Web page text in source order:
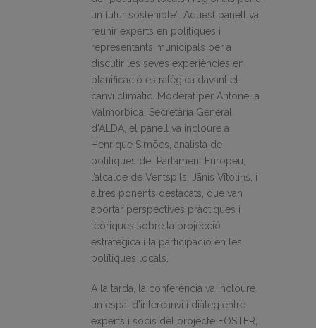
un futur sostenible”. Aquest panell va
reunir experts en polítiques i
representants municipals per a
discutir les seves experiències en
planificació estratègica davant el
canvi climàtic. Moderat per Antonella
Valmorbida, Secretària General
d’ALDA, el panell va incloure a
Henrique Simões, analista de
polítiques del Parlament Europeu,
l’alcalde de Ventspils, Jānis Vītoliņš, i
altres ponents destacats, que van
aportar perspectives pràctiques i
teòriques sobre la projecció
estratègica i la participació en les
polítiques locals.
A la tarda, la conferència va incloure
un espai d’intercanvi i diàleg entre
experts i socis del projecte FOSTER,